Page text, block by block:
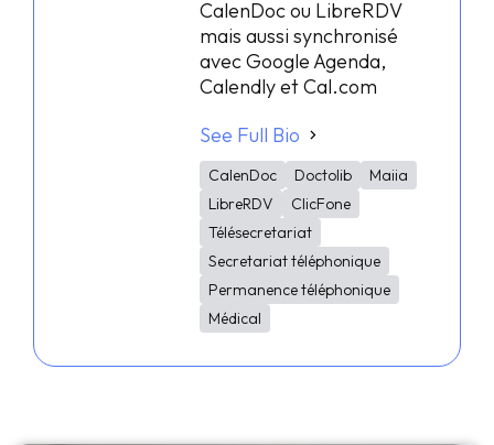
CalenDoc ou LibreRDV
mais aussi synchronisé
avec Google Agenda,
Calendly et Cal.com
See Full Bio
CalenDoc Doctolib
Maiia
LibreRDV
ClicFone
Télésecretariat
Secretariat téléphonique
Permanence téléphonique
Médical